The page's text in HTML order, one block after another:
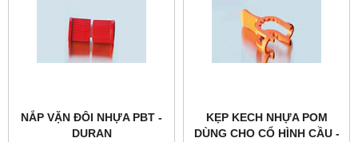
NẮP VẶN ĐÔI NHỰA PBT -
DURAN
KẸP KECH NHỰA POM
DÙNG CHO CỔ HÌNH CẦU -